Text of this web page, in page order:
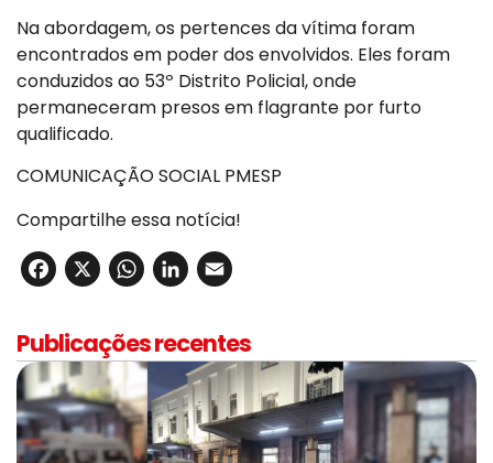
Na abordagem, os pertences da vítima foram
encontrados em poder dos envolvidos. Eles foram
conduzidos ao 53º Distrito Policial, onde
permaneceram presos em flagrante por furto
qualificado.
COMUNICAÇÃO SOCIAL PMESP
Compartilhe essa notícia!
Facebook
X WhatsApp
LinkedIn
Publicações recentes